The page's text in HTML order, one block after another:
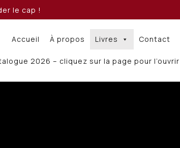
le cap !
Accueil À propos Livres Contact
2026 – cliquez sur la page pour l’ouvrir